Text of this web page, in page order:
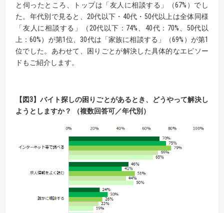
と伺ったところ、トップは「友人に相談する」（67%）でし
た。年代別で見ると、20代以下・40代・50代以上は全体同様
「友人に相談する」（20代以下：74%、40代：70%、50代以
上：60%）が第1位、30代は「家族に相談する」（69%）が第1
位でした。あわせて、困りごとが解決した具体的なエピソー
ドもご紹介します。
【 図3】バイト探しの困りごとがあるとき、どうやって解決し
ようとしますか？ （複数回答可／年代別）